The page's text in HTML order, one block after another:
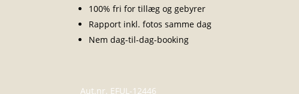
100% fri for tillæg og gebyrer
Rapport inkl. fotos samme dag
Nem dag-til-dag-booking
Aut.nr. EFUL-12446